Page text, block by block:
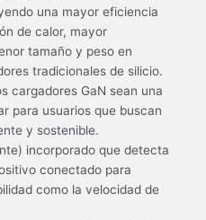
una mayor eficiencia
de calor, mayor
tamaño y peso en
tradicionales de silicio.
cargadores GaN sean una
para usuarios que buscan
y sostenible.
incorporado que detecta
conectado para
como la velocidad de